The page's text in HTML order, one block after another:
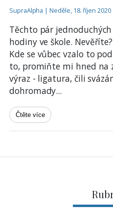
SupraAlpha | Neděle, 18. říjen 2020
Těchto pár
hodiny ve škole.
Kde se vůbec vzalo to
to, promiňte mi hned na
výraz - ligatura, čili
dohromady...
Čtěte více